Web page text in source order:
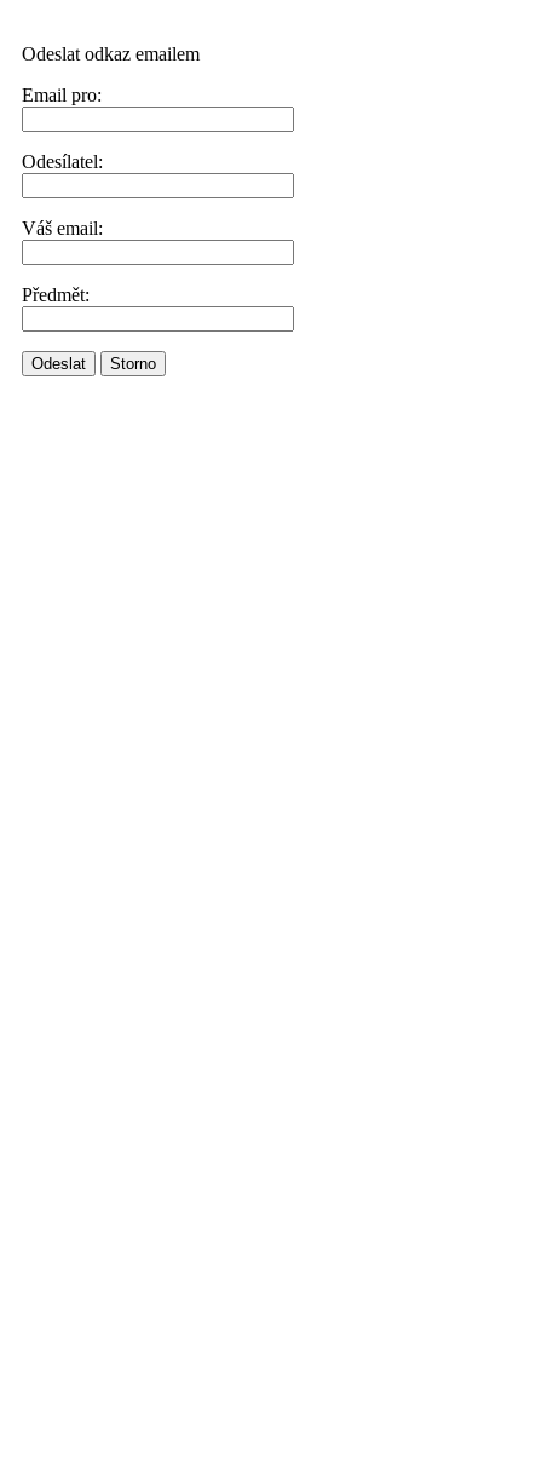
Odeslat odkaz emailem
Email pro:
Odesílatel:
Váš email:
Předmět:
Odeslat Storno